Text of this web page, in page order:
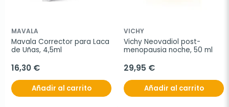
MAVALA
Mavala Corrector para Laca
de Uñas, 4,5ml
16,30 €
Añadir al carrito
VICHY
Vichy Neovadiol post-
menopausia noche, 50 ml
29,95 €
Añadir al carrito